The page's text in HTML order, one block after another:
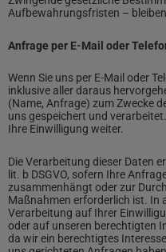
Aufbewahrungsfristen –
Anfrage per E-Mail oder
Wenn Sie uns per E-Mail oder
inklusive aller daraus
(Name, Anfrage) zum Zwecke
uns gespeichert und
Ihre Einwilligung weiter.
Die Verarbeitung dieser Daten
lit. b DSGVO, sofern Ihre
zusammenhängt oder zur
Maßnahmen erforderlich ist. In
Verarbeitung auf Ihrer
oder auf unseren berechtigten
da wir ein berechtigtes